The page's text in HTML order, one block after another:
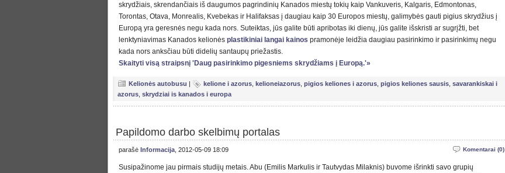
skrydžiais, skrendančiais iš daugumos pagrindinių Kanados miestų tokių kaip Vankuveris, Kalgaris, Edmontonas,
Torontas, Otava, Monrealis, Kvebekas ir Halifaksas į daugiau kaip 30 Europos miestų, galimybės gauti pigius skrydžius į
Europą yra geresnės negu kada nors. Suteiktas, jūs galite būti apribotas iki dienų, jūs galite išskristi ar sugrįžti, bet
lenktyniavimas Kanados kelionės plastikiniai langai kainos pramonėje leidžia daugiau pasirinkimo ir pasirinkimų negu
kada nors anksčiau būti didelių santaupų priežastis.
Skaityti visą straipsnį 'Daug pasirinkimo pigesniems skrydžiams į Europą.'»
Kelionės autobusu | kelione i azorus kelioneiazorus pigios keliones i azorus pigios keliones sausis savarankiskai i
azorus skrydziai is kanados i europa
Papildomo darbo skelbimų portalas
Komentarai (0)
parašė Informacija , 2012-05-09 18:09
Susipažinome jau pirmais studijų metais. Abu (Emilis Markulis ir Tautvydas Milaknis) buvome išrinkti savo grupių